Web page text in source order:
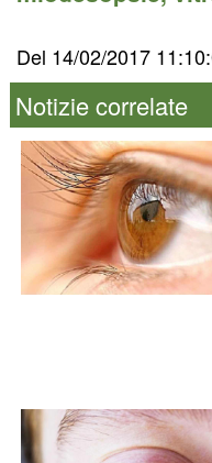
Del 14/02/2017
Notizie correlate